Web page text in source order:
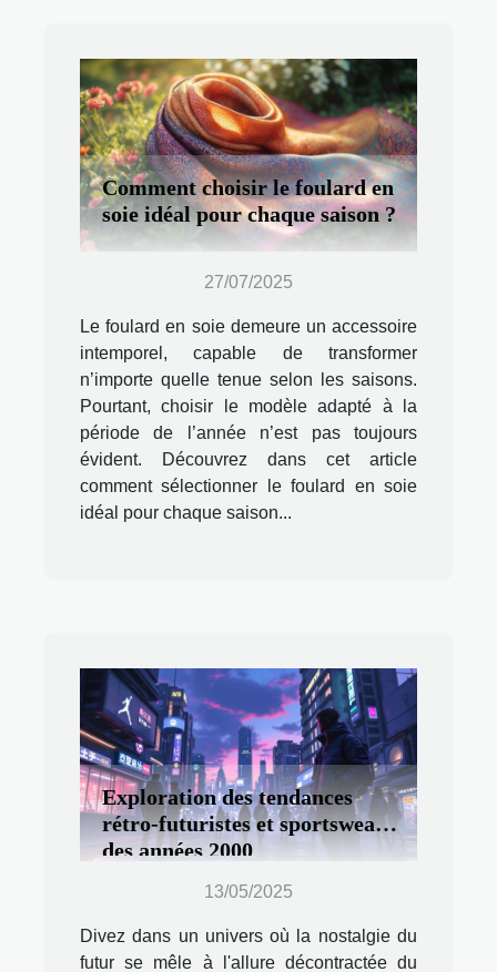
Comment choisir le foulard en
soie idéal pour chaque saison ?
27/07/2025
Le foulard en soie demeure un accessoire
intemporel, capable de transformer
n’importe quelle tenue selon les saisons.
Pourtant, choisir le modèle adapté à la
période de l’année n’est pas toujours
évident. Découvrez dans cet article
comment sélectionner le foulard en soie
idéal pour chaque saison...
Exploration des tendances
rétro-futuristes et sportswear
des années 2000
13/05/2025
Divez dans un univers où la nostalgie du
futur se mêle à l'allure décontractée du